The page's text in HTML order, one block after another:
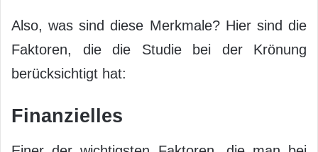
Also, was sind diese Merkmale? Hier sind die
Faktoren, die die Studie bei der Krönung
berücksichtigt hat:
Finanzielles